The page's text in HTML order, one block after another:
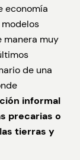
economía
manera muy
de una
informal
precarias o
tierras y